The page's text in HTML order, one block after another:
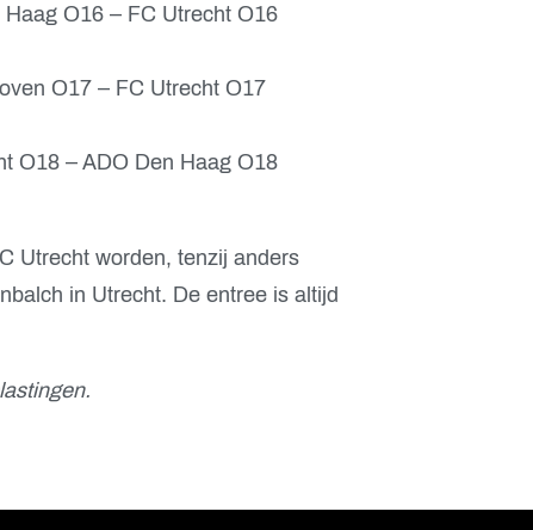
O16 – FC Utrecht O16
O17 – FC Utrecht O17
O18 – ADO Den Haag O18
Utrecht worden, tenzij anders
in Utrecht. De entree is altijd